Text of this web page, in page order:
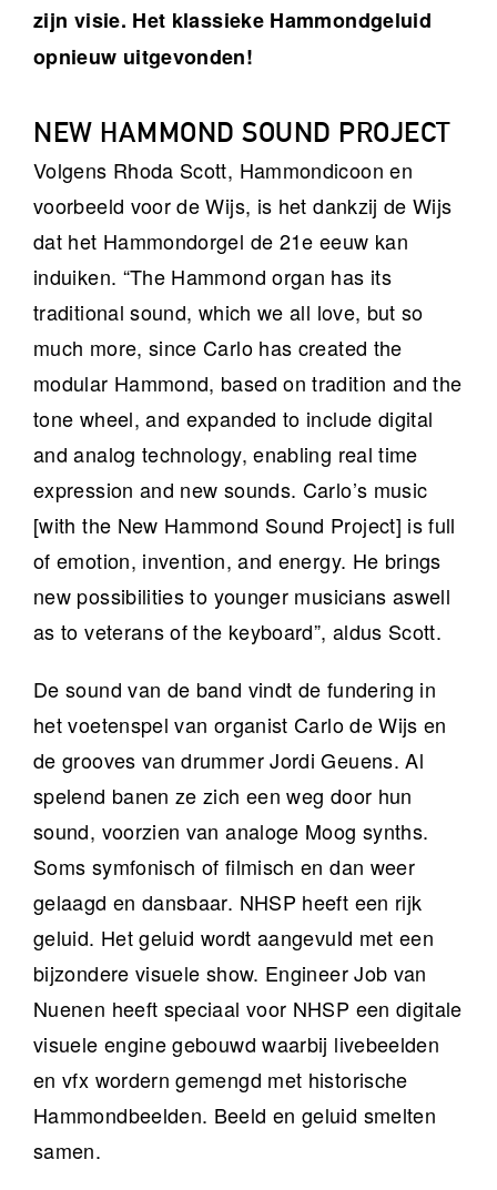
zijn visie. Het klassieke Hammondgeluid
opnieuw uitgevonden!
NEW HAMMOND SOUND PROJECT
Volgens Rhoda Scott, Hammondicoon en
voorbeeld voor de Wijs, is het dankzij de Wijs
dat het Hammondorgel de 21e eeuw kan
induiken. “The Hammond organ has its
traditional sound, which we all love, but so
much more, since Carlo has created the
modular Hammond, based on tradition and the
tone wheel, and expanded to include digital
and analog technology, enabling real time
expression and new sounds. Carlo’s music
[with the New Hammond Sound Project] is full
of emotion, invention, and energy. He brings
new possibilities to younger musicians aswell
as to veterans of the keyboard”, aldus Scott.
De sound van de band vindt de fundering in
het voetenspel van organist Carlo de Wijs en
de grooves van drummer Jordi Geuens. Al
spelend banen ze zich een weg door hun
sound, voorzien van analoge Moog synths.
Soms symfonisch of filmisch en dan weer
gelaagd en dansbaar. NHSP heeft een rijk
geluid. Het geluid wordt aangevuld met een
bijzondere visuele show. Engineer Job van
Nuenen heeft speciaal voor NHSP een digitale
visuele engine gebouwd waarbij livebeelden
en vfx wordern gemengd met historische
Hammondbeelden. Beeld en geluid smelten
samen.